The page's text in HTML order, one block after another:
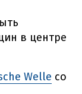
в центре
Welle со